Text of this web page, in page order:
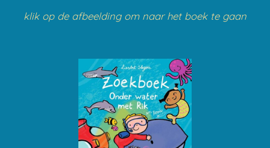
klik op de afbeelding om naar het boek te gaan